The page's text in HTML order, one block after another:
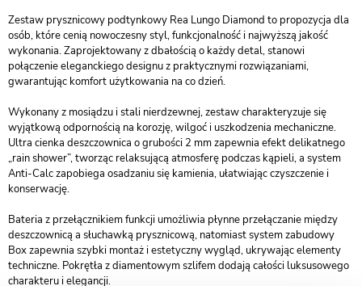
Zestaw prysznicowy podtynkowy Rea Lungo Diamond to propozycja dla
osób, które cenią nowoczesny styl, funkcjonalność i najwyższą jakość
wykonania. Zaprojektowany z dbałością o każdy detal, stanowi
połączenie eleganckiego designu z praktycznymi rozwiązaniami,
gwarantując komfort użytkowania na co dzień.
Wykonany z mosiądzu i stali nierdzewnej, zestaw charakteryzuje się
wyjątkową odpornością na korozję, wilgoć i uszkodzenia mechaniczne.
Ultra cienka deszczownica o grubości 2 mm zapewnia efekt delikatnego
„rain shower”, tworząc relaksującą atmosferę podczas kąpieli, a system
Anti-Calc zapobiega osadzaniu się kamienia, ułatwiając czyszczenie i
konserwację.
Bateria z przełącznikiem funkcji umożliwia płynne przełączanie między
deszczownicą a słuchawką prysznicową, natomiast system zabudowy
Box zapewnia szybki montaż i estetyczny wygląd, ukrywając elementy
techniczne. Pokrętła z diamentowym szlifem dodają całości luksusowego
charakteru i elegancji.